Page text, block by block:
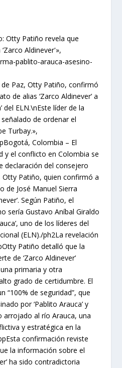
Otty Patiño revela que
Aldinever'»,
pablito-arauca-asesino-
Paz, Otty Patiño, confirmó
de alias ‘Zarco Aldinever’ a
del ELN.\nEste líder de la
de ordenar el
Turbay.»,
Colombia – El
y el conflicto en Colombia se
declaración del consejero
Patiño, quien confirmó a
de José Manuel Sierra
Según Patiño, el
sería Gustavo Aníbal Giraldo
uno de los líderes del
(ELN)./ph2La revelación
Patiño detalló que la
de ‘Zarco Aldinever’
primaria y otra
grado de certidumbre. El
“100% de seguridad”, que
por ‘Pablito Arauca’ y
arrojado al río Arauca, una
y estratégica en la
confirmación reviste
la información sobre el
ha sido contradictoria